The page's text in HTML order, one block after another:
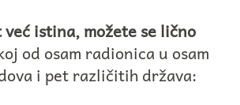
istina, možete se lično
od osam radionica u osam
i pet različitih država: